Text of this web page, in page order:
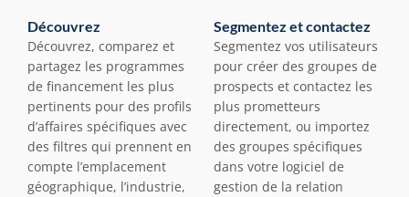
Découvrez
Découvrez, comparez et
partagez les programmes
de financement les plus
pertinents pour des profils
d’affaires spécifiques avec
des filtres qui prennent en
compte l’emplacement
géographique, l’industrie,
Segmentez et contactez
Segmentez vos utilisateurs
pour créer des groupes de
prospects et contactez les
plus prometteurs
directement, ou importez
des groupes spécifiques
dans votre logiciel de
gestion de la relation